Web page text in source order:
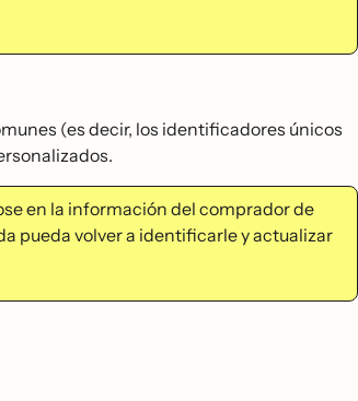
(es decir, los identificadores únicos
en la información del comprador de
pueda volver a identificarle y actualizar